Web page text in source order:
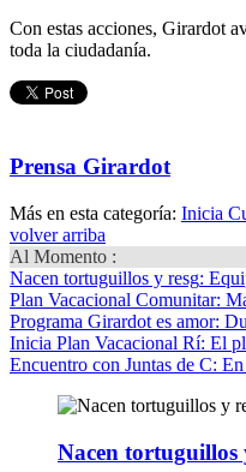
Con estas acciones, Girardot
toda la ciudadanía.
Prensa Girardot
Más en esta categoría: Inicia
volver arriba
Al Momento :
Nacen tortuguillos y resg:
Plan Vacacional Comunitar:
Programa Girardot es amor:
Inicia Plan Vacacional Rí: El
Encuentro con Juntas de C:
Nacen